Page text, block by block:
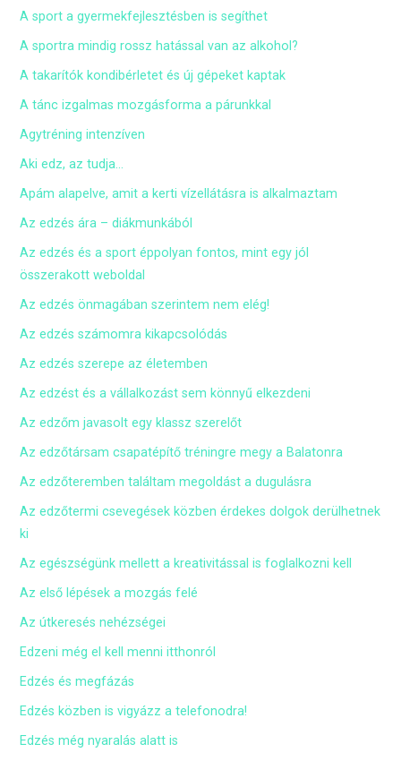
A sport a gyermekfejlesztésben is segíthet
A sportra mindig rossz hatással van az alkohol?
A takarítók kondibérletet és új gépeket kaptak
A tánc izgalmas mozgásforma a párunkkal
Agytréning intenzíven
Aki edz, az tudja…
Apám alapelve, amit a kerti vízellátásra is alkalmaztam
Az edzés ára – diákmunkából
Az edzés és a sport éppolyan fontos, mint egy jól
összerakott weboldal
Az edzés önmagában szerintem nem elég!
Az edzés számomra kikapcsolódás
Az edzés szerepe az életemben
Az edzést és a vállalkozást sem könnyű elkezdeni
Az edzőm javasolt egy klassz szerelőt
Az edzőtársam csapatépítő tréningre megy a Balatonra
Az edzőteremben találtam megoldást a dugulásra
Az edzőtermi csevegések közben érdekes dolgok derülhetnek
ki
Az egészségünk mellett a kreativitással is foglalkozni kell
Az első lépések a mozgás felé
Az útkeresés nehézségei
Edzeni még el kell menni itthonról
Edzés és megfázás
Edzés közben is vigyázz a telefonodra!
Edzés még nyaralás alatt is